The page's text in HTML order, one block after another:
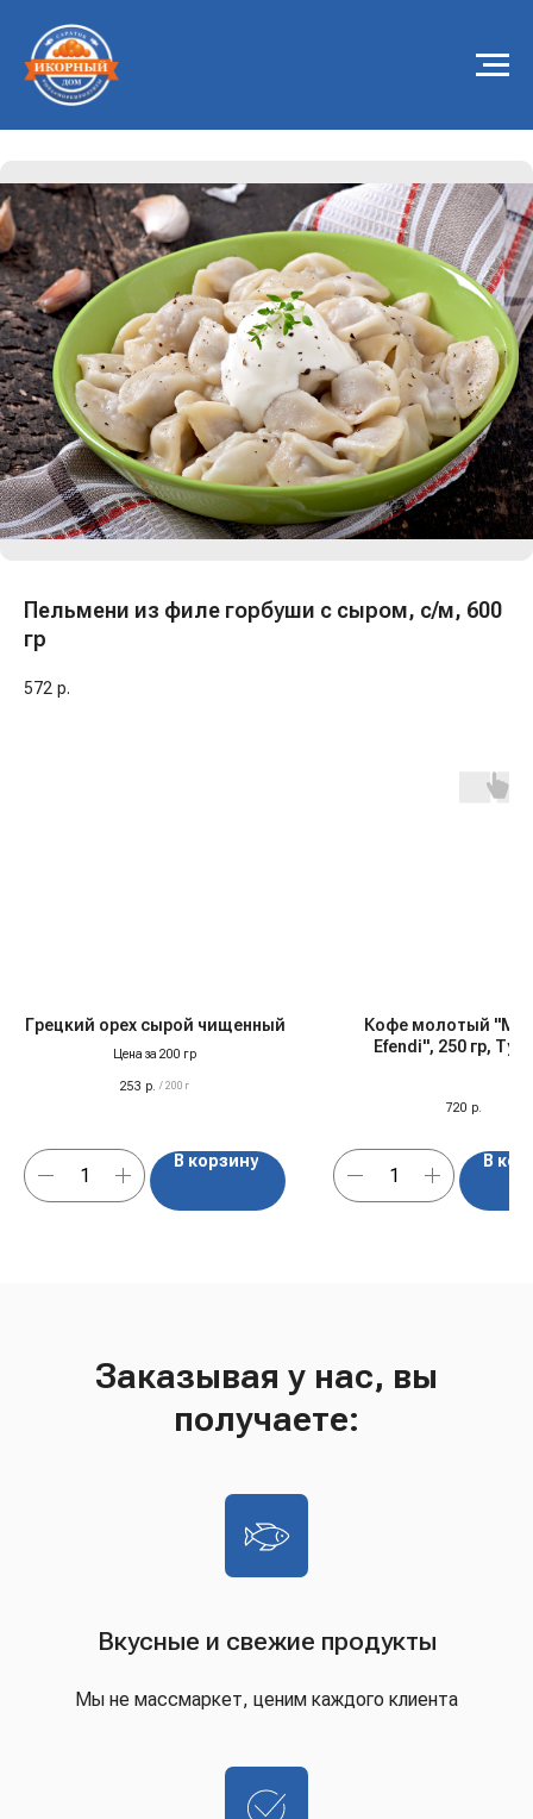
Пельмени из филе горбуши с сыром, с/м, 600
гр
572 р.
Грецкий орех сырой чищенный
Цена за 200 гр
253 р. / 200 г
В корзину
Кофе молотый
Efendi", 250 гр,
720 р.
В
Заказывая у нас, вы
получаете:
Вкусные и свежие продукты
Мы не массмаркет, ценим каждого клиента